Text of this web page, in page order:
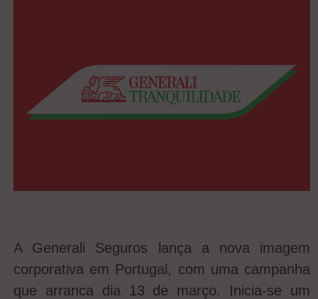
A Generali Seguros lança a nova imagem
corporativa em Portugal, com uma campanha
que arranca dia 13 de março. Inicia-se um